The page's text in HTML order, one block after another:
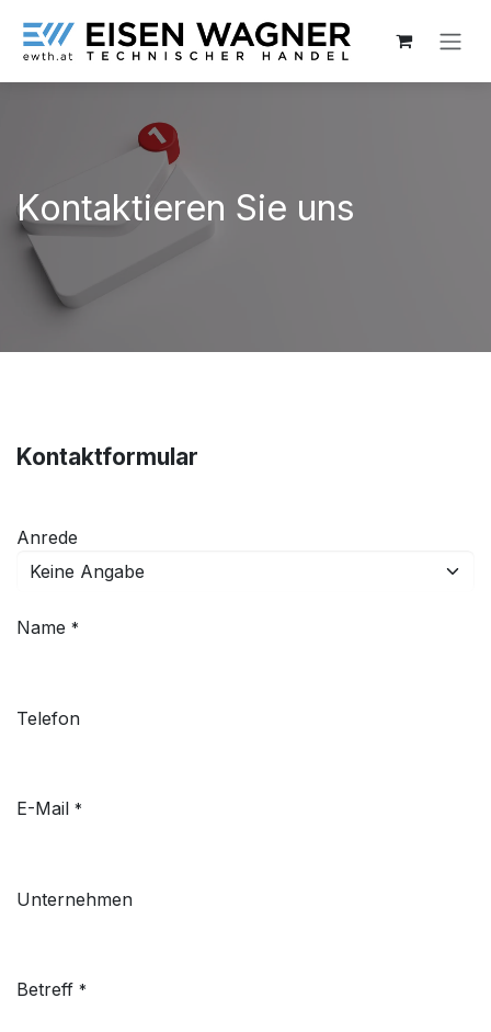
Kontaktieren Sie uns
Kontaktformular
Anrede
Name *
Telefon
E-Mail *
Unternehmen
Betreff *